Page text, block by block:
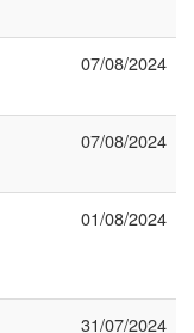
07/08/2024
07/08/2024
01/08/2024
31/07/2024